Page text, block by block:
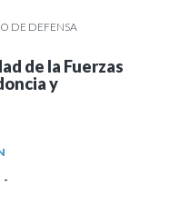
DE DEFENSA
de la Fuerzas
y
-